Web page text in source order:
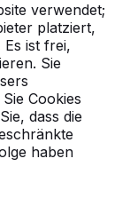
verwendet;
platziert,
ist frei,
Sie
Cookies
dass die
haben